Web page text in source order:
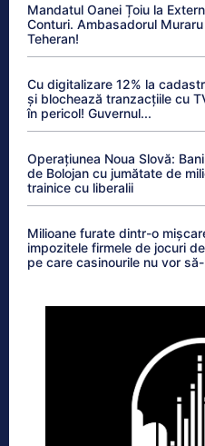
Mandatul Oanei Țoiu la
Conturi. Ambasadorul
Teheran!
Cu digitalizare 12% la
și blochează tranzacțiile cu
în pericol! Guvernul...
Operațiunea Noua Slovă:
de Bolojan cu jumătate de
trainice cu liberalii
Milioane furate dintr-o
impozitele firmele de jocuri
pe care casinourile nu vor